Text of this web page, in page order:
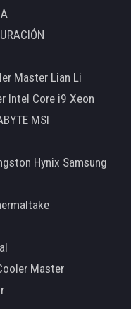
Master Lian Li
Intel Core i9 Xeon
MSI
Hynix Samsung
Master